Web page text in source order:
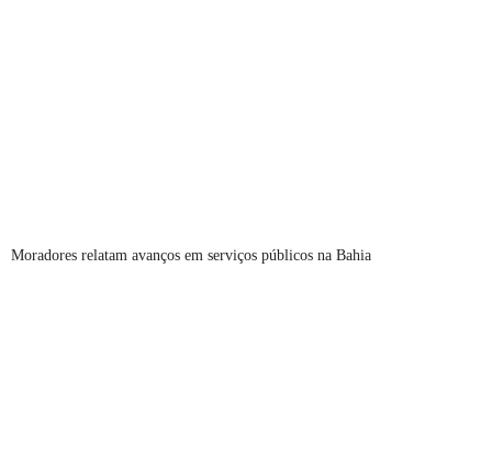
Moradores relatam avanços em serviços públicos na Bahia